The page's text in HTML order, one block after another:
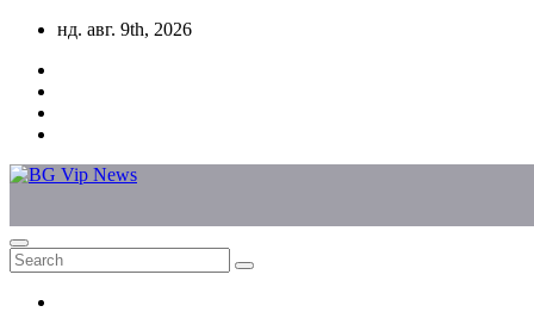
Skip
content
нд. авг. 9th, 2026